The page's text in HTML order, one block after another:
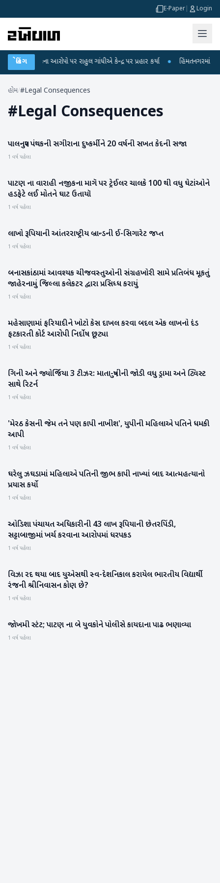
E-Paper Login
બ્રેકિંગલીકના આરોપો પર રાહુલ ગાંધીએ કેન્દ્ર પર પ્રહાર કર્યા ● હિંમતનગરમાં
હોમ/#Legal Consequences
#Legal Consequences
બનાસકાંઠા
પાલનપુર પંથકની સગીરાના દુષ્કર્મીને 20 વર્ષની સખત કેદની સજા
1 વર્ષ પહેલા
પાટણ
પાટણ ના વારાહી નજીકના માગૅ પર ટ્રેઈલર ચાલકે 100 થી વધુ ઘેટાંઓને
હડફેટે લઈ મોતને ઘાટ ઉતાયૉ
1 વર્ષ પહેલા
રાષ્ટ્રીય
લાખો રૂપિયાની આંતરરાષ્ટ્રીય બ્રાન્ડની ઈ-સિગારેટ જપ્ત
1 વર્ષ પહેલા
બનાસકાંઠા
બનાસકાંઠામાં આવશ્યક ચીજવસ્તુઓની સંગ્રહખોરી સામે પ્રતિબંધ મૂકતું
જાહેરનામું જિલ્લા કલેકટર દ્વારા પ્રસિધ્ધ કરાયું
1 વર્ષ પહેલા
મહેસાણા
મહેસાણામાં ફરિયાદીને ખોટો કેસ દાખલ કરવા બદલ એક લાખનો દંડ
ફટકારતી કોર્ટ આરોપી નિર્દોષ છૂટ્યા
1 વર્ષ પહેલા
મનોરંજન
ગિની અને જ્યોર્જિયા 3 ટીઝર: માતા-પુત્રીની જોડી વધુ ડ્રામા અને ટ્વિસ્ટ
સાથે રિટર્ન
1 વર્ષ પહેલા
રાષ્ટ્રીય
'મેરઠ કેસની જેમ તને પણ કાપી નાખીશ', યુપીની મહિલાએ પતિને ધમકી
આપી
1 વર્ષ પહેલા
રાષ્ટ્રીય
ઘરેલુ ઝઘડામાં મહિલાએ પતિની જીભ કાપી નાખ્યાં બાદ આત્મહત્યાનો
પ્રયાસ કર્યો
1 વર્ષ પહેલા
રાષ્ટ્રીય
ઓડિશા પંચાયત અધિકારીની 43 લાખ રૂપિયાની છેતરપિંડી,
સટ્ટાબાજીમાં ખર્ચ કરવાના આરોપમાં ધરપકડ
1 વર્ષ પહેલા
રાષ્ટ્રીય
વિઝા રદ થયા બાદ યુએસથી સ્વ-દેશનિકાલ કરાયેલ ભારતીય વિદ્યાર્થી
રંજની શ્રીનિવાસન કોણ છે?
1 વર્ષ પહેલા
પાટણ
જોખમી સ્ટંટ; પાટણ ના બે યુવકોને પોલીસે કાયદાના પાઢ ભણાવ્યા
1 વર્ષ પહેલા